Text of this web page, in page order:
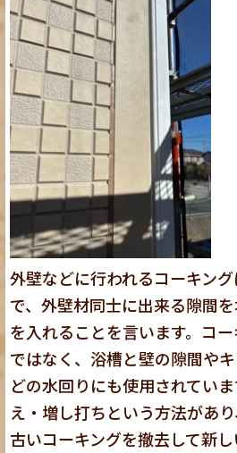
外壁などに行われるコーキン
で、外壁材同士に出来る隙間
を入れることを言います。コ
ではなく、浴槽と壁の隙間や
どの水回りにも使用されてい
え・増し打ちという方法があ
古いコーキングを撤去して新